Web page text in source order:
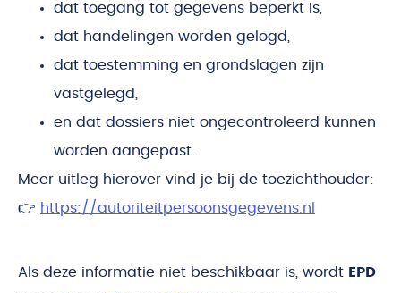
dat toegang tot gegevens beperkt is,
dat handelingen worden gelogd,
dat toestemming en grondslagen zijn
vastgelegd,
en dat dossiers niet ongecontroleerd kunnen
worden aangepast.
Meer uitleg hierover vind je bij de toezichthouder:
👉 https://autoriteitpersoonsgegevens.nl
Als deze informatie niet beschikbaar is, wordt EPD